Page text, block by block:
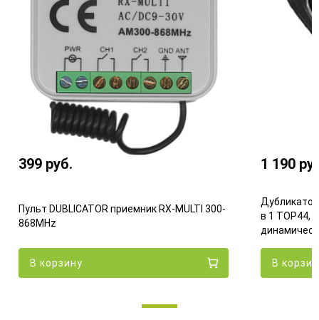
399 руб.
Пульт DUBLICATOR приемник RX-MULTI 300-
868MHz
В корзину
1 190
в 1 TOP44,
В